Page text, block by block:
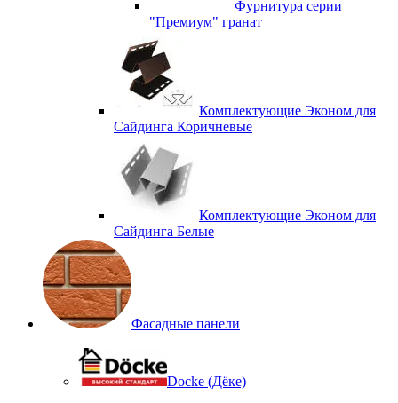
Фурнитура серии
"Премиум" гранат
Комплектующие Эконом для
Сайдинга Коричневые
Комплектующие Эконом для
Сайдинга Белые
Фасадные панели
Docke (Дёке)